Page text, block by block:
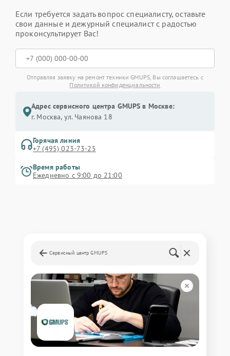
Если требуется задать вопрос специалисту, оставьте
свои данные и дежурный специалист с радостью
проконсультирует Вас!
Отправляя заявку на ремонт техники GMUPS, Вы соглашаетесь с
Политикой конфиденциальности
Адрес сервисного центра GMUPS в Москве:
г. Москва, ул. Чаянова 18
Горячая линия
+7 (495) 023-73-25
Время работы
Ежедневно с 9:00 до 21:00
Сервисный центр GMUPS